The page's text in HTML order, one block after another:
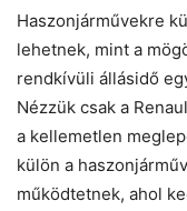
Haszonjárművekre
lehetnek, mint a
rendkívüli állásidő
Nézzük csak a
a kellemetlen
külön a
működtetnek, ahol